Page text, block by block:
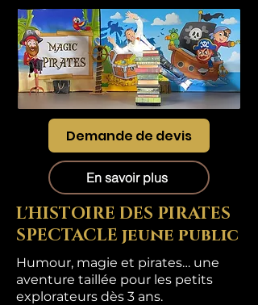
Demande de devis
En savoir plus
L'HISTOIRE DES PIRATES
SPECTACLE jeune public
Humour, magie et pirates… une
aventure taillée pour les petits
explorateurs dès 3 ans.